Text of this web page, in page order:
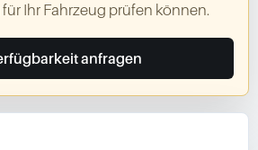
Ihr Fahrzeug prüfen können.
anfragen